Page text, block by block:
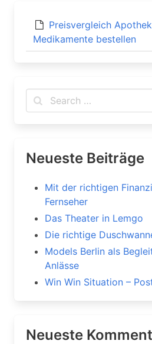
Preisvergleich
Medikamente bestellen
Neueste Beiträge
Mit der richtigen
Fernseher
Das Theater in Lemgo
Die richtige
Models Berlin als
Anlässe
Win Win Situation –
Neueste